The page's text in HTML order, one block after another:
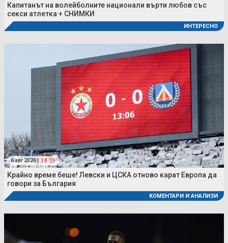
Капитанът на волейболните национали върти любов със
секси атлетка + СНИМКИ
ИНТЕРЕСНО
6 авг 2026 | 10
Крайно време беше! Левски и ЦСКА отново карат Европа да
говори за България
КОМЕНТАРИ И АНАЛИЗИ